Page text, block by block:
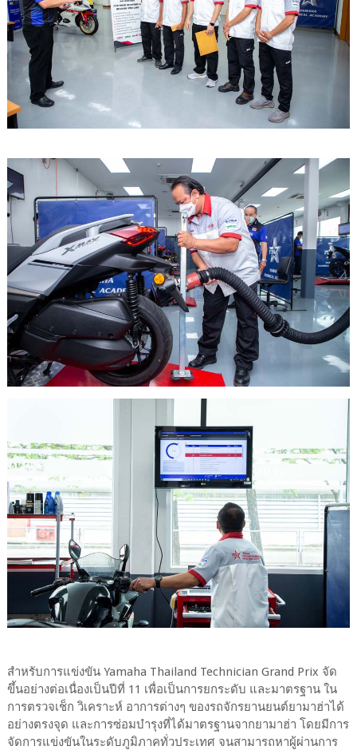
สำหรับการแข่งขัน Yamaha Thailand Technician Grand Prix จัด
ขึ้นอย่างต่อเนื่องเป็นปีที่ 11 เพื่อเป็นการยกระดับ และมาตรฐาน ใน
การตรวจเช็ก วิเคราะห์ อาการต่างๆ ของรถจักรยานยนต์ยามาฮ่าได้
อย่างตรงจุด และการซ่อมบำรุงที่ได้มาตรฐานจากยามาฮ่า โดยมีการ
จัดการแข่งขันในระดับภูมิภาคทั่วประเทศ จนสามารถหาผู้ผ่านการ